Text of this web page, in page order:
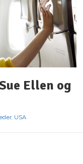
Ellen og
, USA